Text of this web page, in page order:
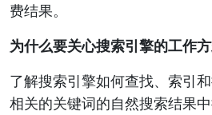
费结果。
为什么要关心搜索引擎的工作
了解搜索引擎如何查找、索引
相关的关键词的自然搜索结果中